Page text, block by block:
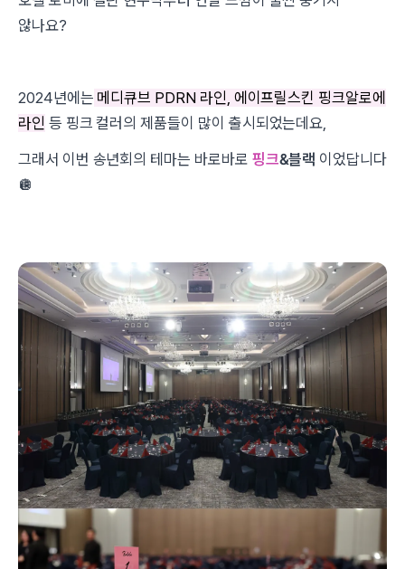
않나요?
2024년에는 메디큐브 PDRN 라인, 에이프릴스킨 핑크알로에
라인 등 핑크 컬러의 제품들이 많이 출시되었는데요,
그래서 이번 송년회의 테마는 바로바로 핑크&블랙 이었답니다
🪩